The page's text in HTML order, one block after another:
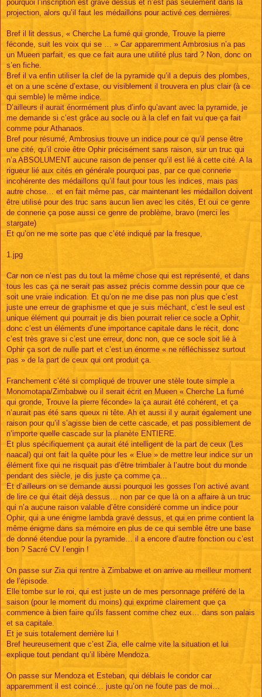
pourquoi l’inscription est gravé dessus et n’est pas seulement dans la
projection, alors qu’il faut les médaillons pour activé ces dernières.
Bref il lit dessus, « Cherche La fumé qui gronde, Trouve la pierre
féconde, suit les voix qui se … » Car apparemment Ambrosius n’a pas
un Mueen parfait, es que ce fait aura une utilité plus tard ? Non, donc on
s’en fiche.
Bref il va enfin utiliser la clef de la pyramide qu’il a depuis des plombes,
et on a une scène d’extase, ou visiblement il trouvera en plus clair (à ce
qui semble) le même indice.
D’ailleurs il aurait énormément plus d’info qu’avant avec la pyramide, je
me demande si c’est grâce au socle ou à la clef en fait vu que ça fait
comme pour Athanaos.
Bref pour résumé, Ambrosius trouve un indice pour ce qu’il pense être
une cité, qu’il croie être Ophir précisément sans raison, sur un truc qui
n’a ABSOLUMENT aucune raison de penser qu’il est lié à cette cité. A la
rigueur lié aux cités en générale pourquoi pas, par ce que connerie
incohérente des médaillons qu’il faut pour tous les indices, mais pas
autre chose… et en fait même pas, car maintenant les médaillon doivent
être utilisé pour des truc sans aucun lien avec les cités, Et oui ce genre
de connerie ça pose aussi ce genre de problème, bravo (merci les
stargate)
Et qu’on ne me sorte pas que c’été indiqué par la fresque,
1.jpg
Car non ce n’est pas du tout la même chose qui est représenté, et dans
tous les cas ça ne serait pas assez précis comme dessin pour que ce
soit une vraie indication. Et qu’on ne me dise pas non plus que c’est
juste une erreur de graphisme et que je suis méchant, c’est le seul est
unique élément qui pourrait je dis bien pourrait relier ce socle a Ophir,
donc c’est un éléments d’une importance capitale dans le récit, donc
c’est très grave si c’est une erreur, donc non, que ce socle soit lié à
Ophir ça sort de nulle part et c’est un énorme « ne réfléchissez surtout
pas » de la part de ceux qui ont produit ça.
Franchement c’été si compliqué de trouver une stèle toute simple a
Monomotapa/Zimbabwe ou il serait écrit en Mueen « Cherche La fumé
qui gronde, Trouve la pierre féconde» la ça aurait été cohérent, et ça
n’aurait pas été sans queux ni tête. Ah et aussi il y aurait également une
raison pour qu’il s’agisse bien de cette cascade, et pas possiblement de
n’importe quelle cascade sur la planète ENTIERE.
Et plus spécifiquement ça aurait été intelligent de la part de ceux (Les
naacal) qui ont fait la quête pour les « Elue » de mettre leur indice sur un
élément fixe qui ne risquait pas d’être trimbaler à l’autre bout du monde
pendant des siècle, je dis juste ça comme ça...
Et d’ailleurs on se demande aussi pourquoi les gosses l’on activé avant
de lire ce qui était déjà dessus… non par ce que là on a affaire à un truc
qui n’a aucune raison valable d’être considéré comme un indice pour
Ophir, qui a une énigme lambda gravé dessus, et qui en prime contient la
même énigme dans sa mémoire en plus de ce qui semble être une base
de donné étendue pour la pyramide… il a encore d’autre fonction ou c’est
bon ? Sacré CV l’engin !
On passe sur Zia qui rentre à Zimbabwe et on arrive au meilleur moment
de l’épisode.
Elle tombe sur le roi, qui est juste un de mes personnage préféré de la
saison (pour le moment du moins) qui exprime clairement que ça
commence à bien faire qu’ils fassent comme chez eux… dans son palais
et sa capitale.
Et je suis totalement derrière lui !
Bref heureusement que c’est Zia, elle calme vite la situation et lui
explique tout pendant qu’il libère Mendoza.
On passe sur Mendoza et Esteban, qui déblais le condor car
apparemment il est coincé… juste qu’on ne foute pas de moi…